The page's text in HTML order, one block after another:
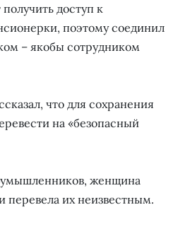
доступ к
поэтому соединил
– якобы сотрудником
что для сохранения
на «безопасный
женщина
перевела их неизвестным.